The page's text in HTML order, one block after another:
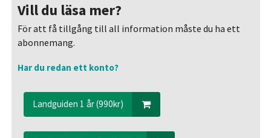
Vill du läsa mer?
För att få tillgång till all information måste du ha ett
abonnemang.
Har du redan ett konto?
Landguiden 1 år (990kr)